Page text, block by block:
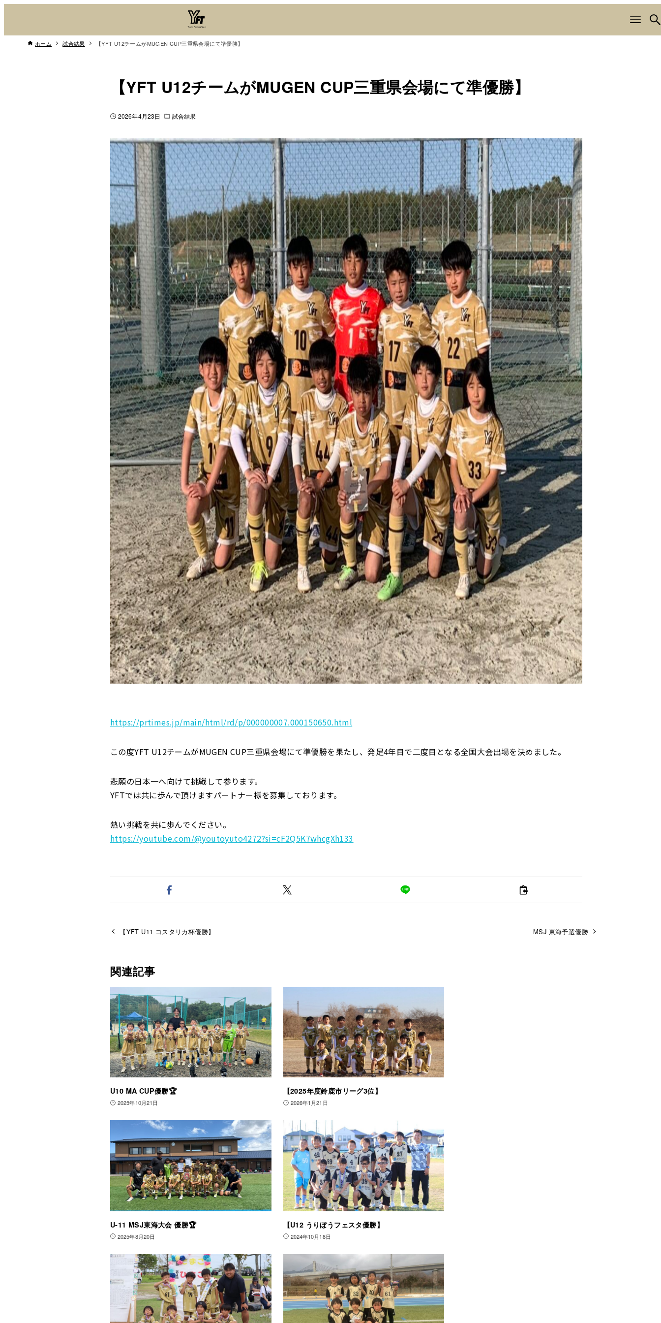
ホーム 試合結果 【YFT U12チームがMUGEN CUP三重県会場にて準優勝】
【YFT U12チームがMUGEN CUP三重県会場にて準優勝】
2026年4月23日 試合結果
https://prtimes.jp/main/html/rd/p/000000007.000150650.html
この度YFT U12チームがMUGEN CUP三重県会場にて準優勝を果たし、発足4年目で二度目となる全国大会出場を決めました。
悲願の日本一へ向けて挑戦して参ります。
YFTでは共に歩んで頂けますパートナー様を募集しております。
熱い挑戦を共に歩んでください。
https://youtube.com/@youtoyuto4272?si=cF2Q5K7whcgXh133
【YFT U11 コスタリカ杯優勝】 MSJ 東海予選優勝
関連記事
U10 MA CUP優勝🏆
2025年10月21日
【2025年度鈴鹿市リーグ3位】
2026年1月21日
U-11 MSJ東海大会 優勝🏆
2025年8月20日
【U12 うりぼうフェスタ優勝】
2024年10月18日